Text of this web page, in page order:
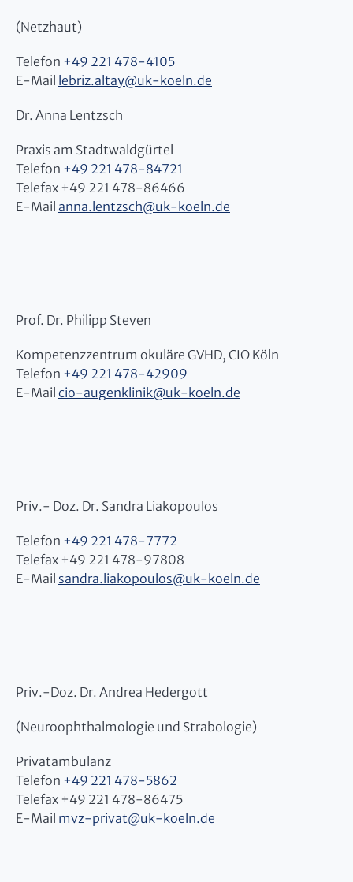
(Netzhaut)
Telefon +49 221 478-4105
E-Mail lebriz.altay@uk-koeln.de
Dr. Anna Lentzsch
Praxis am Stadtwaldgürtel
Telefon +49 221 478-84721
Telefax +49 221 478-86466
E-Mail anna.lentzsch@uk-koeln.de
Prof. Dr. Philipp Steven
Kompetenzzentrum okuläre GVHD, CIO Köln
Telefon +49 221 478-42909
E-Mail cio-augenklinik@uk-koeln.de
Priv.- Doz. Dr. Sandra Liakopoulos
Telefon +49 221 478-7772
Telefax +49 221 478-97808
E-Mail sandra.liakopoulos@uk-koeln.de
Priv.-Doz. Dr. Andrea Hedergott
(Neuroophthalmologie und Strabologie)
Privatambulanz
Telefon +49 221 478-5862
Telefax +49 221 478-86475
E-Mail mvz-privat@uk-koeln.de